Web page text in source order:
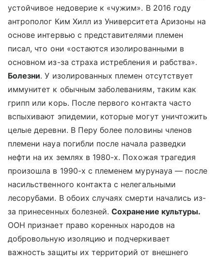
устойчивое недоверие к «чужим». В 2016 году
антрополог Ким Хилл из Университета Аризоны на
основе интервью с представителями племен
писал, что они «остаются изолированными в
основном из-за страха истребления и рабства».
Болезни. У изолированных племен отсутствует
иммунитет к обычным заболеваниям, таким как
грипп или корь. После первого контакта часто
вспыхивают эпидемии, которые могут уничтожить
целые деревни. В Перу более половины членов
племени науа погибли после начала разведки
нефти на их землях в 1980-х. Похожая трагедия
произошла в 1990-х с племенем мурунауа — после
насильственного контакта с нелегальными
лесорубами. В обоих случаях смерти начались из-
за принесенных болезней.Сохранение культуры.
ООН признает право коренных народов на
добровольную изоляцию и подчеркивает
важность защиты их территорий от внешнего